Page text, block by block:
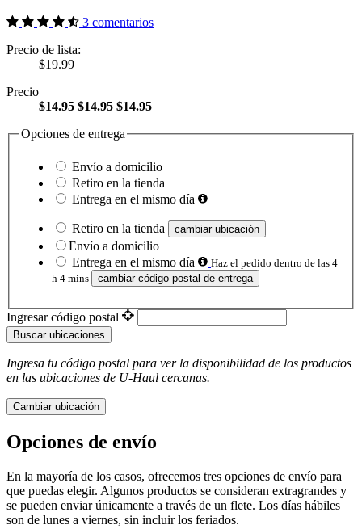
3 comentarios
Precio de lista:
$19.99
Precio
$14.95 $14.95 $14.95
Opciones de entrega
Envío a domicilio
Retiro en la tienda
Entrega en el mismo día
Retiro en la tienda cambiar ubicación
Envío a domicilio
Entrega en el mismo día
Haz el pedido dentro de las 4
h 4 mins
cambiar código postal de entrega
Ingresar código postal
Buscar ubicaciones
Ingresa tu código postal para ver la disponibilidad de los productos
en las ubicaciones de U-Haul ​​​​​​​ cercanas.
Cambiar ubicación
Opciones de envío
En la mayoría de los casos, ofrecemos tres opciones de envío para
que puedas elegir. Algunos productos se consideran extragrandes y
se pueden enviar únicamente a través de un flete. Los días hábiles
son de lunes a viernes, sin incluir los feriados.